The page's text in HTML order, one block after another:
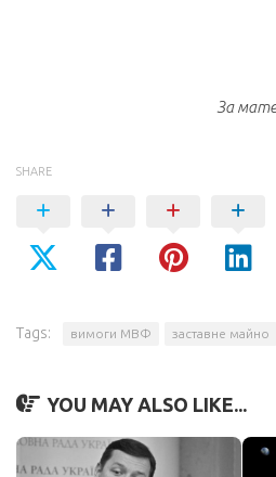
За
SHARE
Tags: вимоги МВФ заставне майно
YOU MAY ALSO LIKE...